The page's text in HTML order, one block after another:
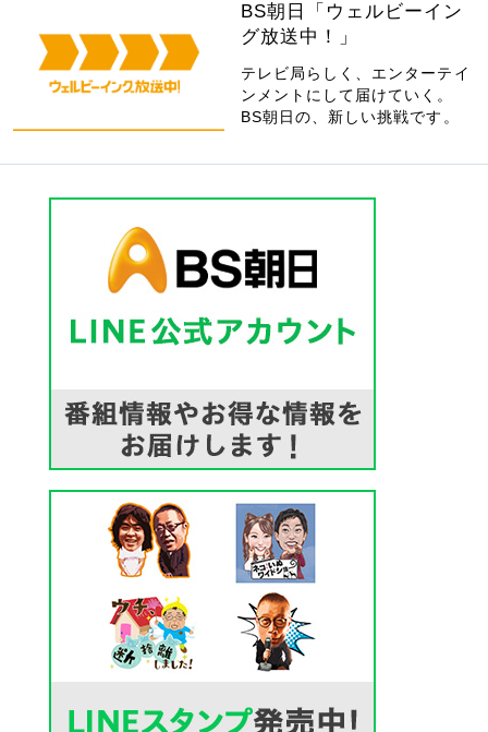
BS朝日「ウェルビーイン
グ放送中！」
テレビ局らしく、エンターテイ
ンメントにして届けていく。
BS朝日の、新しい挑戦です。